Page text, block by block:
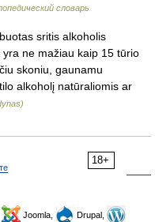
словарь
sritis alkoholis
ne mažiau kaip 15 tūrio
skoniu, gaunamu
alkoholį natūraliomis ar
18+
Joomla,
Drupal,